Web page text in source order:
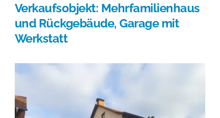
Verkaufsobjekt: Mehrfamilienhaus
und Rückgebäude, Garage mit
Werkstatt